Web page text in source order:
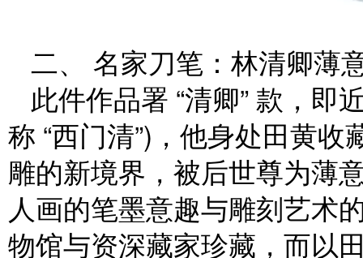
二、 名家刀笔：林清卿薄
此件作品署 “清卿” 款，即
称 “西门清”)，他身处田黄
雕的新境界，被后世尊为薄
人画的笔墨意趣与雕刻艺术
物馆与资深藏家珍藏，而以